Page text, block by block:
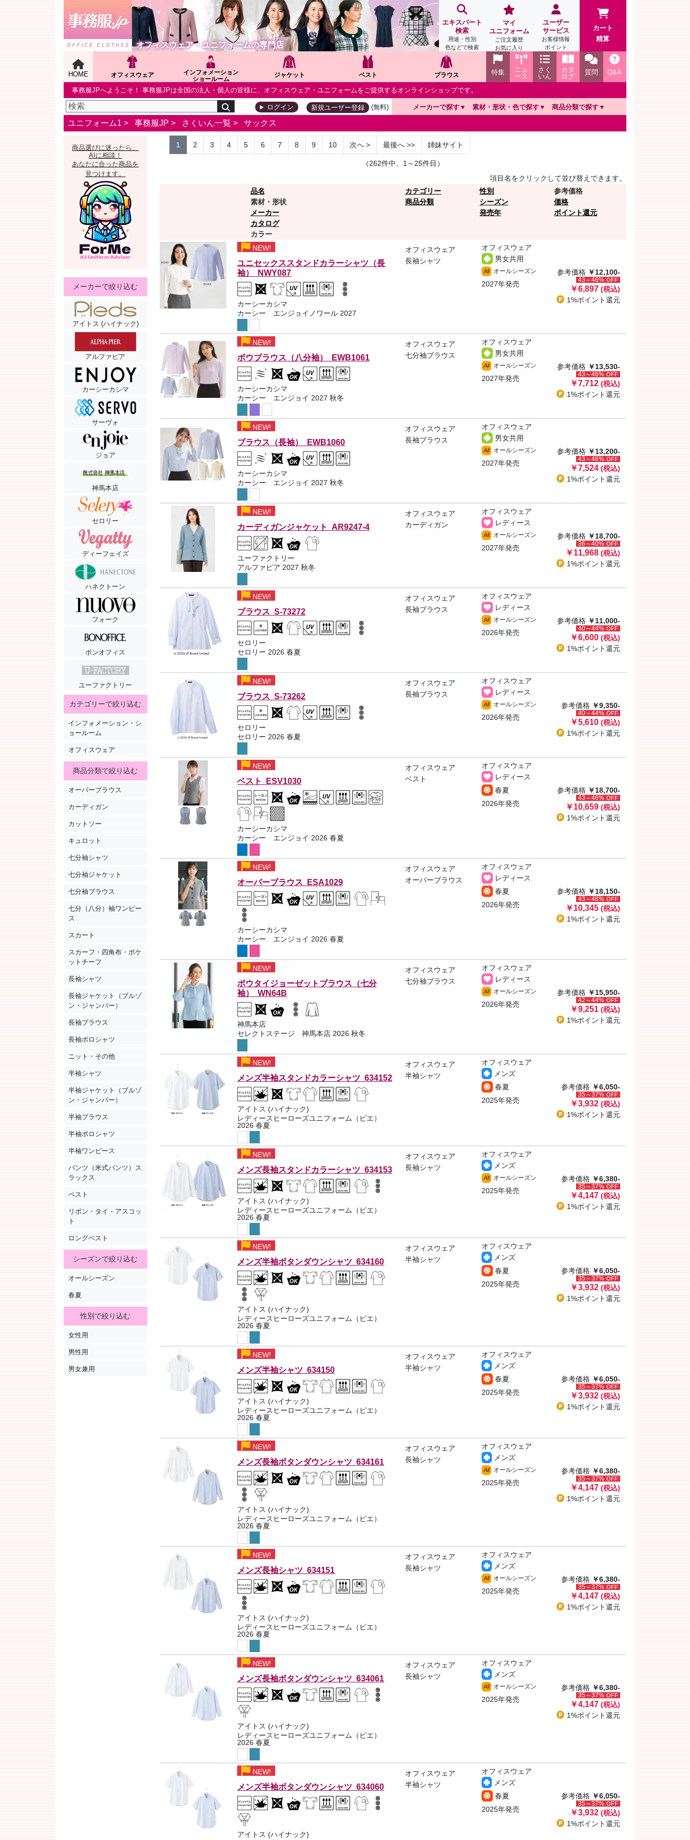
オフィスウェア・ユニフォームの専門店
エキスパート
検索
用途・性別
色などで検索
マイ
ユニフォーム
ご注文履歴
お気に入り
ユーザー
サービス
お客様情報
ポイント
カート
精算
HOME オフィスウェア
インフォメーション
ショールーム
ジャケット ベスト ブラウス Q&A
質問
カタ
ログ
さく
いん
ニュ
ース
特集
事務服JPへようこそ！ 事務服JPは全国の法人・個人の皆様に、オフィスウェア・ユニフォームをご提供するオンラインショップです。
ログイン 新規ユーザー登録 (無料) メーカーで探す 素材・形状・色で探す 商品分類で探す
ユニフォーム1 > 事務服JP > さくいん一覧 > サックス
商品選びに迷ったら、
AIに相談！
あなたに合った商品を
見つけます。
メーカーで絞り込む
アイトス (ハイナック)
アルファピア
カーシーカシマ
サーヴォ
ジョア
神馬本店
セロリー
ディーフェイズ
ハネクトーン
フォーク
ボンオフィス
ユーファクトリー
カテゴリーで絞り込む
インフォメーション・シ
ョールーム
オフィスウェア
商品分類で絞り込む
オーバーブラウス
カーディガン
カットソー
キュロット
七分袖シャツ
七分袖ジャケット
七分袖ブラウス
七分（八分）袖ワンピー
ス
スカート
スカーフ・四角布・ポケ
ットチーフ
長袖シャツ
長袖ジャケット（ブルゾ
ン・ジャンパー）
長袖ブラウス
長袖ポロシャツ
ニット・その他
半袖シャツ
半袖ジャケット（ブルゾ
ン・ジャンパー）
半袖ブラウス
半袖ポロシャツ
半袖ワンピース
パンツ（米式パンツ）ス
ラックス
ベスト
リボン・タイ・アスコッ
ト
ロングベスト
シーズンで絞り込む
オールシーズン
春夏
性別で絞り込む
女性用
男性用
男女兼用
1 2 3 4 5 6 7 8 9 10 次へ> 最後へ>> 姉妹サイト
（262件中、1～25件目）
項目名をクリックして並び替えできます。
品名
素材・形状
メーカー
カタログ
カラー
カテゴリー
商品分類
性別
シーズン
発売年
参考価格
価格
ポイント還元
NEW!
ユニセックススタンドカラーシャツ（長
袖） NWY087
カーシーカシマ
カーシー エンジョイノワール 2027
オフィスウェア
長袖シャツ
オフィスウェア
男女共用
All オールシーズン
2027年発売
参考価格 ￥12,100-
43～46% OFF
￥6,897 (税込)
1%ポイント還元
NEW!
ボウブラウス（八分袖） EWB1061
カーシーカシマ
カーシー エンジョイ 2027 秋冬
オフィスウェア
七分袖ブラウス
オフィスウェア
男女共用
All オールシーズン
2027年発売
参考価格 ￥13,530-
43～46% OFF
￥7,712 (税込)
1%ポイント還元
NEW!
ブラウス（長袖） EWB1060
カーシーカシマ
カーシー エンジョイ 2027 秋冬
オフィスウェア
長袖ブラウス
オフィスウェア
男女共用
All オールシーズン
2027年発売
参考価格 ￥13,200-
43～46% OFF
￥7,524 (税込)
1%ポイント還元
NEW!
カーディガンジャケット AR9247-4
ユーファクトリー
アルファピア 2027 秋冬
オフィスウェア
カーディガン
オフィスウェア
レディース
All オールシーズン
2027年発売
参考価格 ￥18,700-
36～40% OFF
￥11,968 (税込)
1%ポイント還元
NEW!
ブラウス S-73272
セロリー
セロリー 2026 春夏
オフィスウェア
長袖ブラウス
オフィスウェア
レディース
All オールシーズン
2026年発売
参考価格 ￥11,000-
40～44% OFF
￥6,600 (税込)
1%ポイント還元
NEW!
ブラウス S-73262
セロリー
セロリー 2026 春夏
オフィスウェア
長袖ブラウス
オフィスウェア
レディース
All オールシーズン
2026年発売
参考価格 ￥9,350-
40～44% OFF
￥5,610 (税込)
1%ポイント還元
NEW!
ベスト ESV1030
カーシーカシマ
カーシー エンジョイ 2026 春夏
オフィスウェア
ベスト
オフィスウェア
レディース
春夏
2026年発売
参考価格 ￥18,700-
43～46% OFF
￥10,659 (税込)
1%ポイント還元
NEW!
オーバーブラウス ESA1029
カーシーカシマ
カーシー エンジョイ 2026 春夏
オフィスウェア
オーバーブラウス
オフィスウェア
レディース
春夏
2026年発売
参考価格 ￥18,150-
43～46% OFF
￥10,345 (税込)
1%ポイント還元
NEW!
ボウタイジョーゼットブラウス（七分
袖） WN64B
神馬本店
セレクトステージ 神馬本店 2026 秋冬
オフィスウェア
七分袖ブラウス
オフィスウェア
レディース
All オールシーズン
2026年発売
参考価格 ￥15,950-
42～44% OFF
￥9,251 (税込)
1%ポイント還元
NEW!
メンズ半袖スタンドカラーシャツ 634152
アイトス (ハイナック)
レディースヒーローズユニフォーム（ピエ）
2026 春夏
オフィスウェア
半袖シャツ
オフィスウェア
メンズ
春夏
2025年発売
参考価格 ￥6,050-
35～37% OFF
￥3,932 (税込)
1%ポイント還元
NEW!
メンズ長袖スタンドカラーシャツ 634153
アイトス (ハイナック)
レディースヒーローズユニフォーム（ピエ）
2026 春夏
オフィスウェア
長袖シャツ
オフィスウェア
メンズ
All オールシーズン
2025年発売
参考価格 ￥6,380-
35～37% OFF
￥4,147 (税込)
1%ポイント還元
NEW!
メンズ半袖ボタンダウンシャツ 634160
アイトス (ハイナック)
レディースヒーローズユニフォーム（ピエ）
2026 春夏
オフィスウェア
半袖シャツ
オフィスウェア
メンズ
春夏
2025年発売
参考価格 ￥6,050-
35～37% OFF
￥3,932 (税込)
1%ポイント還元
NEW!
メンズ半袖シャツ 634150
アイトス (ハイナック)
レディースヒーローズユニフォーム（ピエ）
2026 春夏
オフィスウェア
半袖シャツ
オフィスウェア
メンズ
春夏
2025年発売
参考価格 ￥6,050-
35～37% OFF
￥3,932 (税込)
1%ポイント還元
NEW!
メンズ長袖ボタンダウンシャツ 634161
アイトス (ハイナック)
レディースヒーローズユニフォーム（ピエ）
2026 春夏
オフィスウェア
長袖シャツ
オフィスウェア
メンズ
All オールシーズン
2025年発売
参考価格 ￥6,380-
35～37% OFF
￥4,147 (税込)
1%ポイント還元
NEW!
メンズ長袖シャツ 634151
アイトス (ハイナック)
レディースヒーローズユニフォーム（ピエ）
2026 春夏
オフィスウェア
長袖シャツ
オフィスウェア
メンズ
All オールシーズン
2025年発売
参考価格 ￥6,380-
35～37% OFF
￥4,147 (税込)
1%ポイント還元
NEW!
メンズ長袖ボタンダウンシャツ 634061
アイトス (ハイナック)
レディースヒーローズユニフォーム（ピエ）
2026 春夏
オフィスウェア
長袖シャツ
オフィスウェア
メンズ
All オールシーズン
2025年発売
参考価格 ￥6,380-
35～37% OFF
￥4,147 (税込)
1%ポイント還元
NEW!
メンズ半袖ボタンダウンシャツ 634060
アイトス (ハイナック)
オフィスウェア
半袖シャツ
オフィスウェア
メンズ
春夏
2025年発売
参考価格 ￥6,050-
35～37% OFF
￥3,932 (税込)
1%ポイント還元